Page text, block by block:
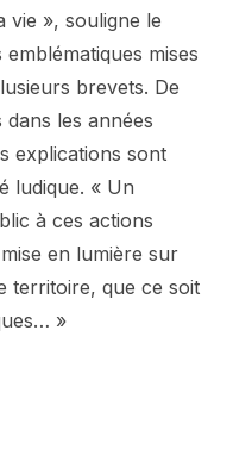
vie », souligne le
mises
brevets. De
les années
explications sont
ludique. « Un
à ces actions
en lumière sur
territoire, que ce soit
»